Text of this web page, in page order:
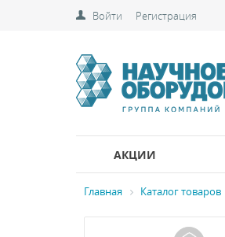
Войти Регистрация
АКЦИИ
Главная Каталог товаров